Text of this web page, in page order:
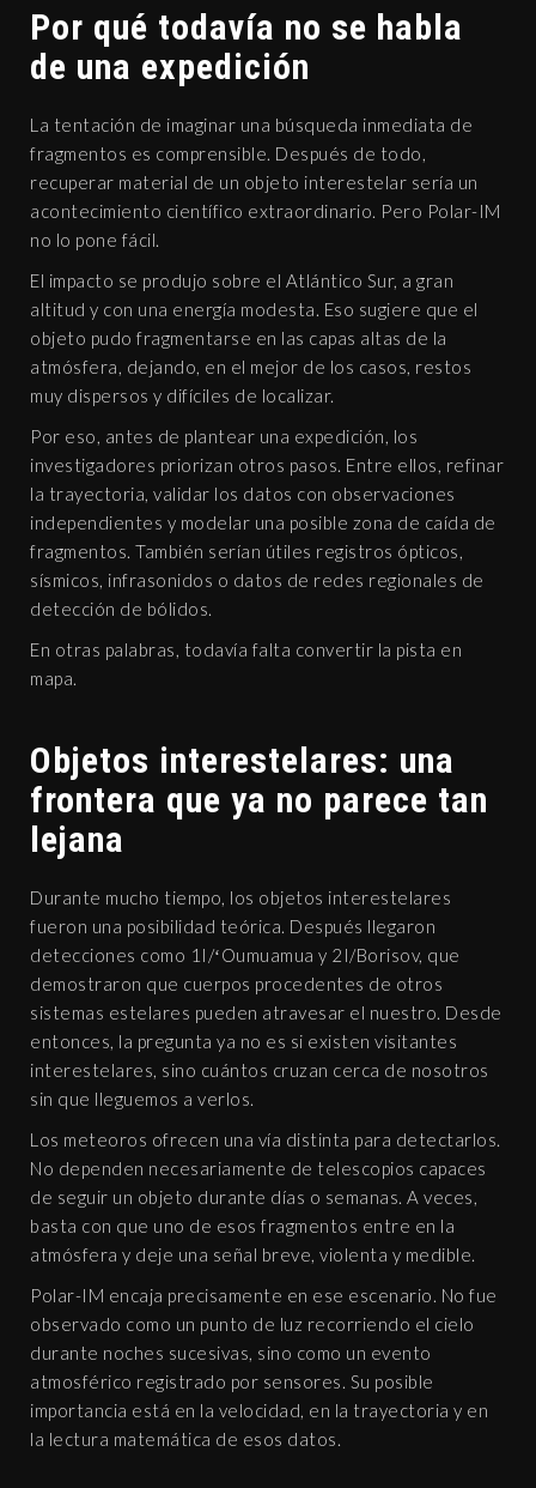
Por qué todavía no se habla
de una expedición
La tentación de imaginar una búsqueda inmediata de
fragmentos es comprensible. Después de todo,
recuperar material de un objeto interestelar sería un
acontecimiento científico extraordinario. Pero Polar-IM
no lo pone fácil.
El impacto se produjo sobre el Atlántico Sur, a gran
altitud y con una energía modesta. Eso sugiere que el
objeto pudo fragmentarse en las capas altas de la
atmósfera, dejando, en el mejor de los casos, restos
muy dispersos y difíciles de localizar.
Por eso, antes de plantear una expedición, los
investigadores priorizan otros pasos. Entre ellos, refinar
la trayectoria, validar los datos con observaciones
independientes y modelar una posible zona de caída de
fragmentos. También serían útiles registros ópticos,
sísmicos, infrasonidos o datos de redes regionales de
detección de bólidos.
En otras palabras, todavía falta convertir la pista en
mapa.
Objetos interestelares: una
frontera que ya no parece tan
lejana
Durante mucho tiempo, los objetos interestelares
fueron una posibilidad teórica. Después llegaron
detecciones como 1I/ʻOumuamua y 2I/Borisov, que
demostraron que cuerpos procedentes de otros
sistemas estelares pueden atravesar el nuestro. Desde
entonces, la pregunta ya no es si existen visitantes
interestelares, sino cuántos cruzan cerca de nosotros
sin que lleguemos a verlos.
Los meteoros ofrecen una vía distinta para detectarlos.
No dependen necesariamente de telescopios capaces
de seguir un objeto durante días o semanas. A veces,
basta con que uno de esos fragmentos entre en la
atmósfera y deje una señal breve, violenta y medible.
Polar-IM encaja precisamente en ese escenario. No fue
observado como un punto de luz recorriendo el cielo
durante noches sucesivas, sino como un evento
atmosférico registrado por sensores. Su posible
importancia está en la velocidad, en la trayectoria y en
la lectura matemática de esos datos.